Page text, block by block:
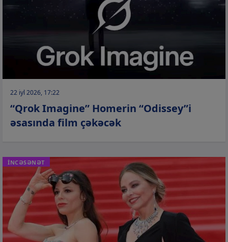
22 iyl 2026, 17:22
“Qrok Imagine” Homerin “Odissey”i
əsasında film çəkəcək
İNCƏSƏNƏT